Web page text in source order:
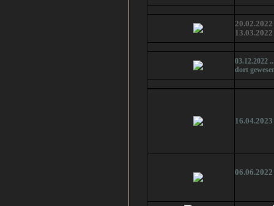
13.03.2022
03.12.2022
dort
16.04.2023
06.06.2022